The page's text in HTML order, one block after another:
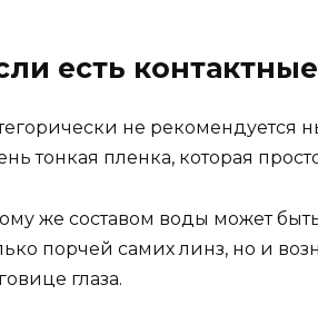
есть
не рекомендуется
тонкая пленка, которая
же составом воды может
порчей самих линз, но и
глаза.